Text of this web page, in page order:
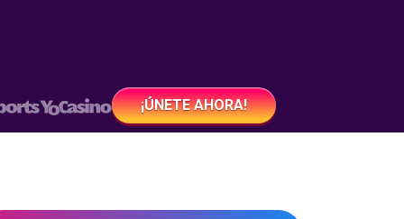
¡ÚNETE AHORA!